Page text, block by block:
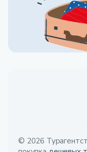
© 2026